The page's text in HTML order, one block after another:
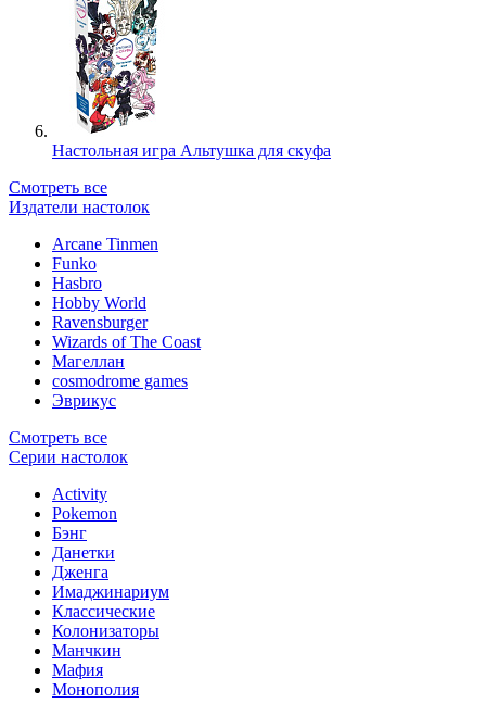
Настольная игра Альтушка для скуфа
Смотреть все
Издатели настолок
Arcane Tinmen
Funko
Hasbro
Hobby World
Ravensburger
Wizards of The Coast
Магеллан
сosmodrome games
Эврикус
Смотреть все
Серии настолок
Activity
Pokemon
Бэнг
Данетки
Дженга
Имаджинариум
Классические
Колонизаторы
Манчкин
Мафия
Монополия